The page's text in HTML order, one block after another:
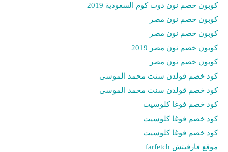
كوبون خصم نون دوت كوم السعودية 2019
كوبون خصم نون مصر
كوبون خصم نون مصر
كوبون خصم نون مصر 2019
كوبون خصم نون مصر
كود خصم قولدن سنت محمد الموسى
كود خصم قولدن سنت محمد الموسى
كود خصم فوغا كلوسيت
كود خصم فوغا كلوسيت
كود خصم فوغا كلوسيت
موقع فارفيتش farfetch